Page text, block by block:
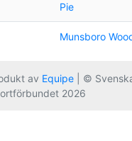
Pie
Munsboro
av Equipe | ©
2026